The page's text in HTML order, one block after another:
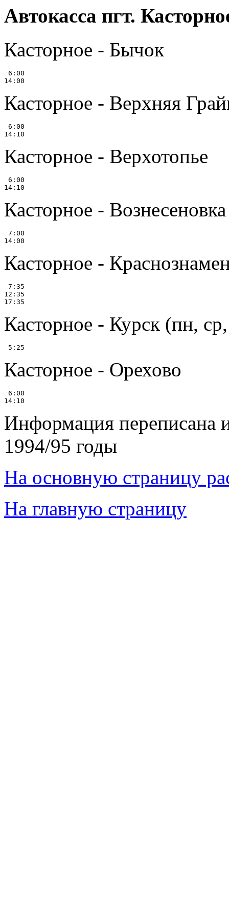
Автокасса пгт.
Касторное - Бычок
6:00
Касторное - Верхняя
6:00
Касторное - Верхотопье
6:00
Касторное - Вознесеновка
7:00
Касторное -
7:35
12:35
Касторное - Курск (пн,
Касторное - Орехово
6:00
Информация переписана
1994/95 годы
На основную страницу
На главную страницу